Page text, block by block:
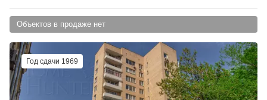
Объектов в продаже нет
Год сдачи 1969